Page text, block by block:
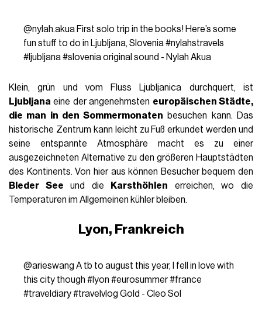
@nylah.akuaFirst solo trip in the books! Here’s some
fun stuff to do in Ljubljana, Slovenia#nylahstravels
#ljubljana#sloveniaoriginal sound - Nylah Akua
Klein, grün und vom Fluss Ljubljanica durchquert, ist
Ljubljana eine der angenehmsten europäischen Städte,
die man in den Sommermonaten besuchen kann. Das
historische Zentrum kann leicht zu Fuß erkundet werden und
seine entspannte Atmosphäre macht es zu einer
ausgezeichneten Alternative zu den größeren Hauptstädten
des Kontinents. Von hier aus können Besucher bequem den
Bleder See und die Karsthöhlen erreichen, wo die
Temperaturen im Allgemeinen kühler bleiben.
Lyon, Frankreich
@arieswang A tb to august this year, I fell in love with
this city though #lyon #eurosummer#france
#traveldiary#travelvlog Gold - Cleo Sol